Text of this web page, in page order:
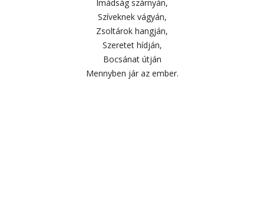
Imádság szárnyán,
Szíveknek vágyán,
Zsoltárok hangján,
Szeretet hídján,
Bocsánat útján
Mennyben jár az ember.